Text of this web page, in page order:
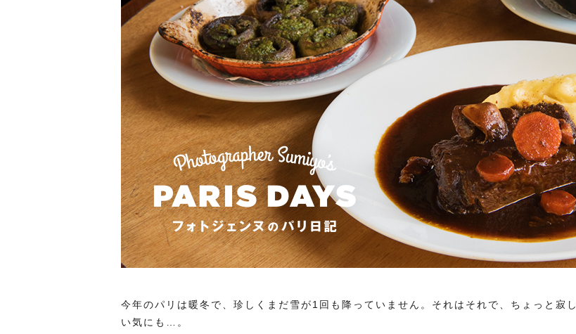
今年のパリは暖冬で、珍しくまだ雪が1回も降っていません。それはそれで、ちょっと寂し
い気にも…。